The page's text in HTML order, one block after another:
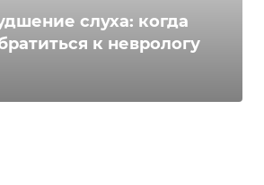
слуха: когда
к неврологу